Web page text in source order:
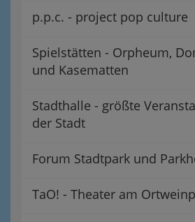
p.p.c. - project pop culture
Spielstätten - Orpheum,
und Kasematten
Stadthalle - größte
der Stadt
Forum Stadtpark und
TaO! - Theater am